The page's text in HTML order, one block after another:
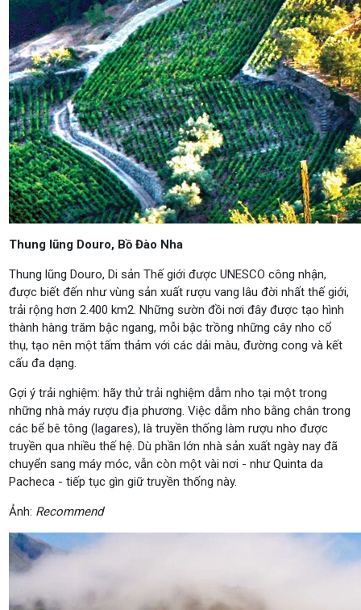
Thung lũng Douro, Bồ Đào Nha
Thung lũng Douro, Di sản Thế giới được UNESCO công nhận,
được biết đến như vùng sản xuất rượu vang lâu đời nhất thế giới,
trải rộng hơn 2.400 km2. Những sườn đồi nơi đây được tạo hình
thành hàng trăm bậc ngang, mỗi bậc trồng những cây nho cổ
thụ, tạo nên một tấm thảm với các dải màu, đường cong và kết
cấu đa dạng.
Gợi ý trải nghiệm: hãy thử trải nghiệm dẫm nho tại một trong
những nhà máy rượu địa phương. Việc dẫm nho bằng chân trong
các bể bê tông (lagares), là truyền thống làm rượu nho được
truyền qua nhiều thế hệ. Dù phần lớn nhà sản xuất ngày nay đã
chuyển sang máy móc, vẫn còn một vài nơi - như Quinta da
Pacheca - tiếp tục gìn giữ truyền thống này.
Ảnh: Recommend